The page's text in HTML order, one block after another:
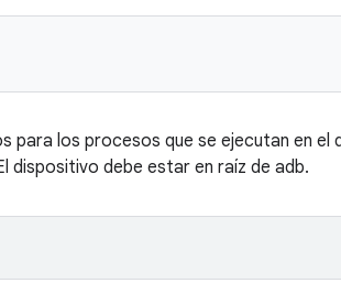
los procesos que se ejecutan en el
dispositivo debe estar en raíz de adb.